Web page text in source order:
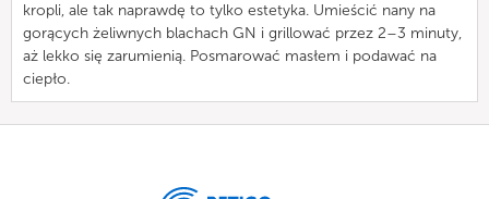
kropli, ale tak naprawdę to tylko estetyka. Umieścić nany na
gorących żeliwnych blachach GN i grillować przez 2–3 minuty,
aż lekko się zarumienią. Posmarować masłem i podawać na
ciepło.